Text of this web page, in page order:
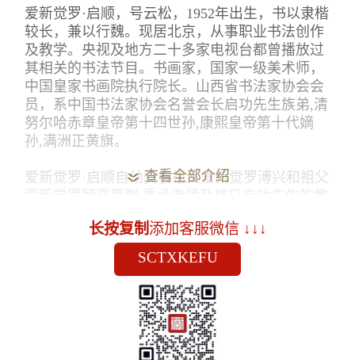
爱新觉罗·启顺，号云松，1952年出生，书以隶楷
较长，兼以行魏。现居北京，从事职业书法创作
及教学。央视及地方二十多家电视台都曾播放过
其相关的书法节目。书画家，国家一级美术师，
中国皇家书画院执行院长。山西省书法家协会会
员，系中国书法家协会名誉会长启功先生族弟,清
努尔哈赤章皇帝第十四世孙,康熙皇帝第十代嫡
孙,满洲正黄旗。
爱新觉罗·启顺自幼受曾祖父爱新觉罗溥兴和祖父
颜,柳,欧,赵碑帖,临读二王,习摹曹全碑。
查看全部介绍
长按复制添加客服微信 ↓↓↓
SCTXKEFU